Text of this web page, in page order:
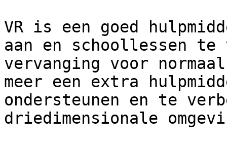
VR is een goed
aan en schoollessen
vervanging voor
meer een extra
ondersteunen en te
driedimensionale